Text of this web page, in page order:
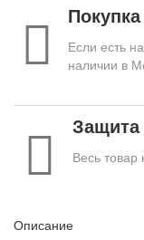
Покупка
Если есть
наличии в
Защита
Весь товар
Описание